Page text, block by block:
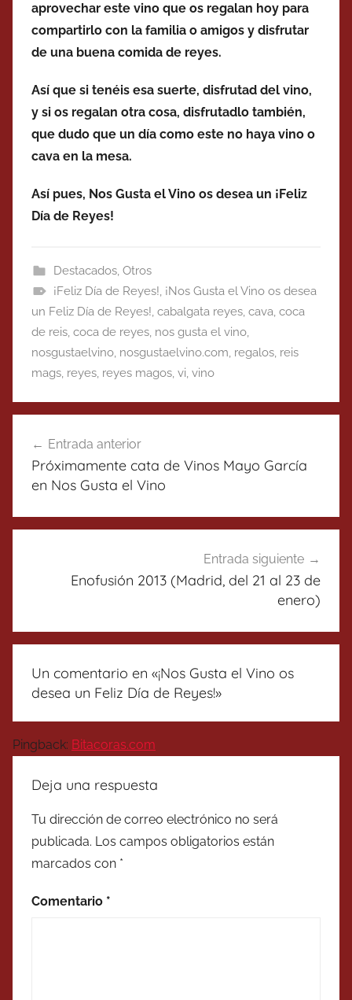
aprovechar este vino que os regalan hoy para
compartirlo con la familia o amigos y disfrutar
de una buena comida de reyes.
Así que si tenéis esa suerte, disfrutad del vino,
y si os regalan otra cosa, disfrutadlo también,
que dudo que un día como este no haya vino o
cava en la mesa.
Así pues, Nos Gusta el Vino os desea un ¡Feliz
Día de Reyes!
Destacados, Otros
¡Feliz Día de Reyes!, ¡Nos Gusta el Vino os desea
un Feliz Día de Reyes!, cabalgata reyes, cava, coca
de reis, coca de reyes, nos gusta el vino,
nosgustaelvino, nosgustaelvino.com, regalos, reis
mags, reyes, reyes magos, vi, vino
de
entradas
Entrada anterior
Próximamente cata de Vinos Mayo García
en Nos Gusta el Vino
Entrada siguiente
Enofusión 2013 (Madrid, del 21 al 23 de
enero)
Un comentario en «¡Nos Gusta el Vino os
desea un Feliz Día de Reyes!»
Pingback: Bitacoras.com
Deja una respuesta
Tu dirección de correo electrónico no será
publicada. Los campos obligatorios están
marcados con *
Comentario *